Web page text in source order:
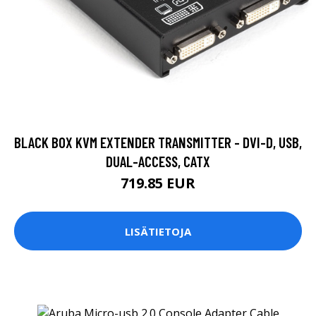
BLACK BOX KVM EXTENDER TRANSMITTER - DVI-D, USB,
DUAL-ACCESS, CATX
719.85 EUR
LISÄTIETOJA